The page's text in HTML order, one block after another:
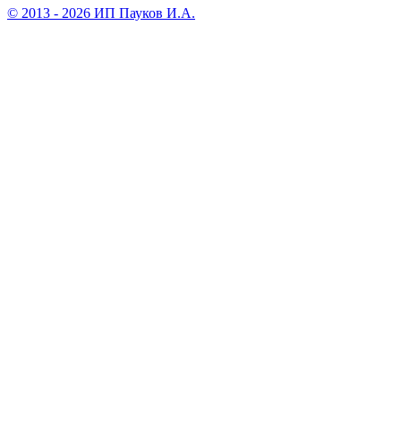
© 2013 - 2026 ИП Пауков И.А.